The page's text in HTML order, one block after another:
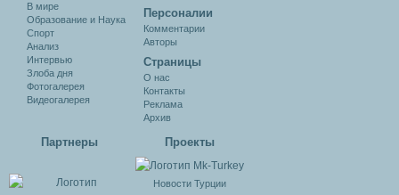
В мире
Образование и Наука
Спорт
Анализ
Интервью
Злоба дня
Фотогалерея
Видеогалерея
Персоналии
Комментарии
Авторы
Cтраницы
О нас
Контакты
Реклама
Архив
Партнеры Проекты
Новости Турции